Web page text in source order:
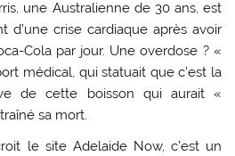
une Australienne de 30 ans, est
d’une crise cardiaque après avoir
Cola par jour. Une overdose ? «
médical, qui statuait que c’est la
de cette boisson qui aurait «
sa mort.
le site Adelaide Now, c’est un